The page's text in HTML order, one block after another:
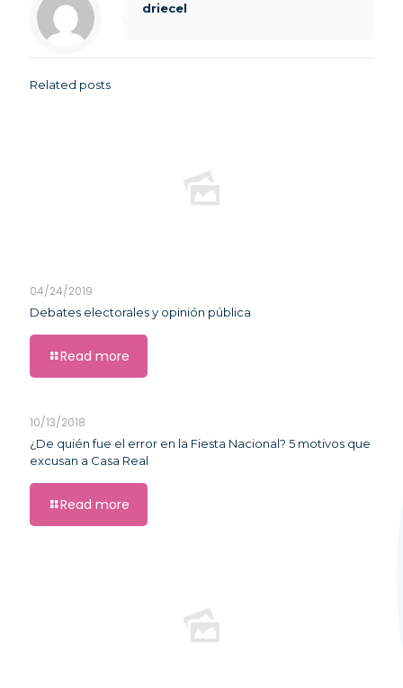
driecel
Related posts
04/24/2019
Debates electorales y opinión pública
Read more
10/13/2018
¿De quién fue el error en la Fiesta Nacional? 5 motivos que
excusan a Casa Real
Read more